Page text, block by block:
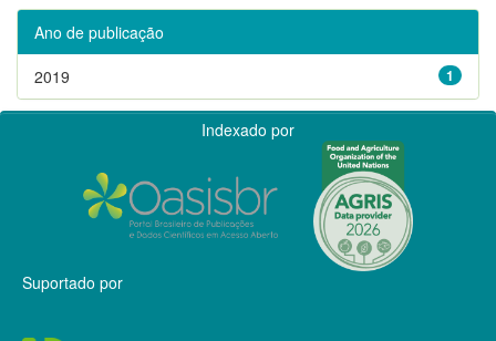
Ano de publicação
1
2019
Indexado por
Suportado por